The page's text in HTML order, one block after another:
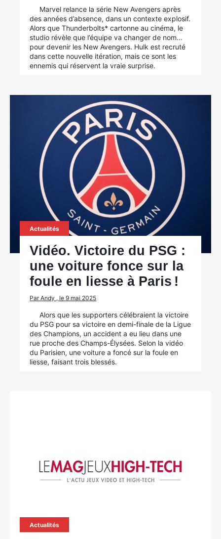
Marvel relance la série New Avengers après
des années d’absence, dans un contexte explosif.
Alors que Thunderbolts* cartonne au cinéma, le
studio révèle que l’équipe va changer de nom…
pour devenir les New Avengers. Hulk est recruté
dans cette nouvelle itération, mais ce sont les
ennemis qui réservent la vraie surprise.
Actualités
Vidéo. Victoire du PSG :
une voiture fonce sur la
foule en liesse à Paris !
Par Andy , le 9 mai 2025
Alors que les supporters célébraient la victoire
du PSG pour sa victoire en demi-finale de la Ligue
des Champions, un accident a eu lieu dans une
rue proche des Champs-Élysées. Selon la vidéo
du Parisien, une voiture a foncé sur la foule en
liesse, faisant trois blessés.
Actualités